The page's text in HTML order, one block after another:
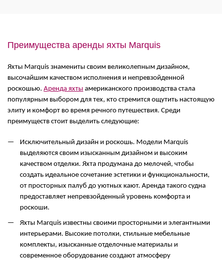
Преимущества аренды яхты Marquis
Яхты Marquis знамениты своим великолепным дизайном,
высочайшим качеством исполнения и непревзойденной
роскошью. Аренда яхты американского производства стала
популярным выбором для тех, кто стремится ощутить настоящую
элиту и комфорт во время речного путешествия. Среди
преимуществ стоит выделить следующие:
Исключительный дизайн и роскошь. Модели Marquis
выделяются своим изысканным дизайном и высоким
качеством отделки. Яхта продумана до мелочей, чтобы
создать идеальное сочетание эстетики и функциональности,
от просторных палуб до уютных кают. Аренда такого судна
предоставляет непревзойденный уровень комфорта и
роскоши.
Яхты Marquis известны своими просторными и элегантными
интерьерами. Высокие потолки, стильные мебельные
комплекты, изысканные отделочные материалы и
современное оборудование создают атмосферу